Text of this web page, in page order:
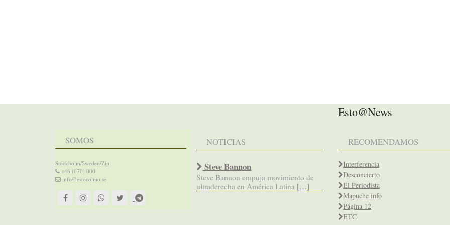
Esto@News
SOMOS
Stockholm/Sweden/Zip
+46 (070) 000
info@estocolmo.se
NOTICIAS
Steve Bannon
Steve Bannon empuja movimiento de
ultraderecha en América Latina […]
RECOMENDAMOS
Interferencia
Desconcierto
El Periodista
Mapuche info
Página 12
ETC